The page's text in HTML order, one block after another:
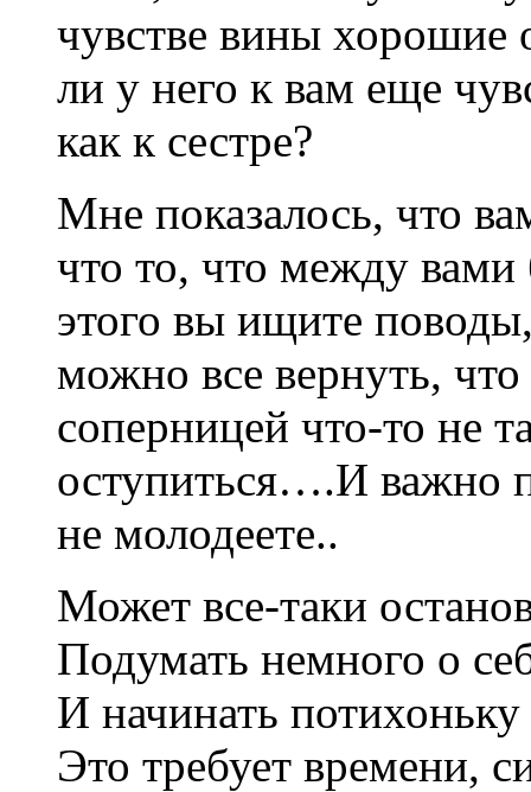
чувстве вины хорошие
ли у него к вам еще
как к сестре?
Мне показалось, что
что то, что между
этого вы ищите
можно все вернуть,
соперницей что-то не
оступиться….И важно
не молодеете..
Может все-таки
Подумать немного о
И начинать
Это требует времени,